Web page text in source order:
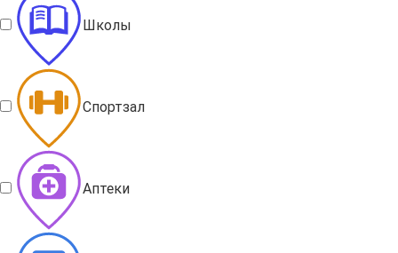
Школы
Спортзал
Аптеки